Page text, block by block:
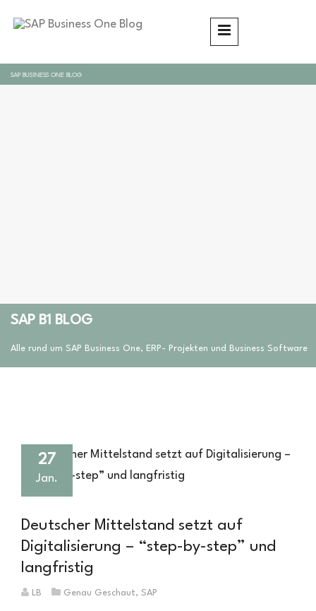
SAP BUSINESS ONE BLOG
SAP B1 BLOG
Alle rund um SAP Business One, ERP- Projekten und Business Software
27
Jan.
Deutscher Mittelstand setzt auf
Digitalisierung – “step-by-step” und
langfristig
LB Genau Geschaut, SAP